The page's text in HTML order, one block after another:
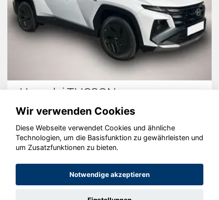
Hyundai TUCSON
© konjunkturmotor.de GmbH 2020 - 2026
Wir verwenden Cookies
Diese Webseite verwendet Cookies und ähnliche
Technologien, um die Basisfunktion zu gewährleisten und
um Zusatzfunktionen zu bieten.
Notwendige akzeptieren